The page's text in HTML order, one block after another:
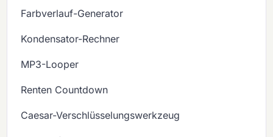
Farbverlauf-Generator
Kondensator-Rechner
MP3-Looper
Renten Countdown
Caesar-Verschlüsselungswerkzeug